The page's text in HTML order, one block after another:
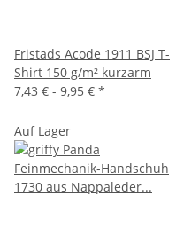
Fristads Acode 1911 BSJ T-
Shirt 150 g/m² kurzarm
7,43 € - 9,95 € *
Auf Lager